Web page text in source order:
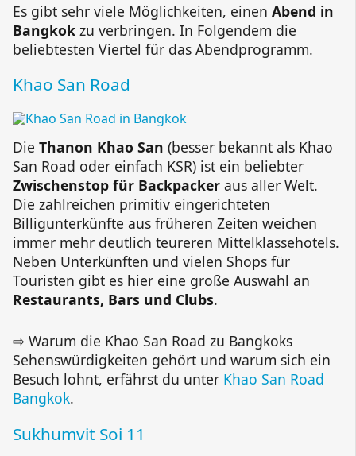
Es gibt sehr viele Möglichkeiten, einen Abend in
Bangkok zu verbringen. In Folgendem die
beliebtesten Viertel für das Abendprogramm.
Khao San Road
Die Thanon Khao San (besser bekannt als Khao
San Road oder einfach KSR) ist ein beliebter
Zwischenstop für Backpacker aus aller Welt.
Die zahlreichen primitiv eingerichteten
Billigunterkünfte aus früheren Zeiten weichen
immer mehr deutlich teureren Mittelklassehotels.
Neben Unterkünften und vielen Shops für
Touristen gibt es hier eine große Auswahl an
Restaurants, Bars und Clubs.
⇨ Warum die Khao San Road zu Bangkoks
Sehenswürdigkeiten gehört und warum sich ein
Besuch lohnt, erfährst du unter Khao San Road
Bangkok.
Sukhumvit Soi 11